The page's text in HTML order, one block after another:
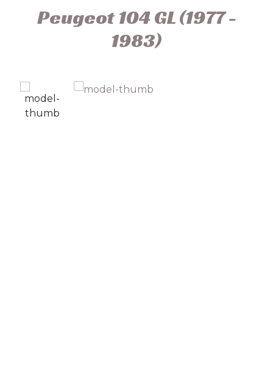
Peugeot 104 GL (1977 -
1983)